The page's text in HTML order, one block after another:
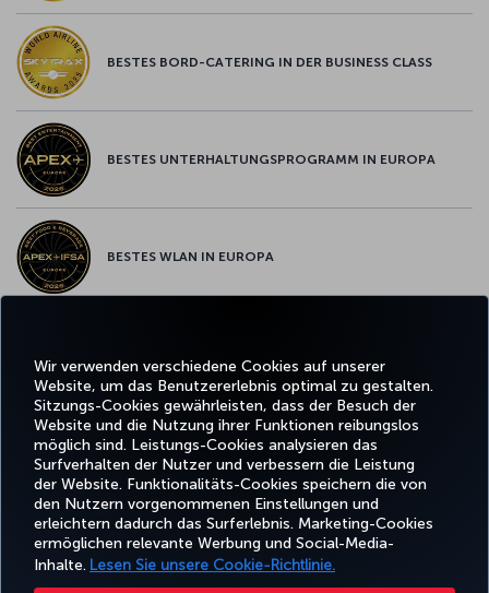
Wir verwenden verschiedene Cookies auf unserer
Website, um das Benutzererlebnis optimal zu gestalten.
Sitzungs-Cookies gewährleisten, dass der Besuch der
Website und die Nutzung ihrer Funktionen reibungslos
möglich sind. Leistungs-Cookies analysieren das
Surfverhalten der Nutzer und verbessern die Leistung
der Website. Funktionalitäts-Cookies speichern die von
den Nutzern vorgenommenen Einstellungen und
erleichtern dadurch das Surferlebnis. Marketing-Cookies
ermöglichen relevante Werbung und Social-Media-
Inhalte. Lesen Sie unsere Cookie-Richtlinie.
BESTES BORD-CATERING IN DER BUSINESS CLASS
BESTES UNTERHALTUNGSPROGRAMM IN EUROPA
BESTES WLAN IN EUROPA
Facebook
TwitterInstagram
YouTubeLinkedIn
TikTokBlog
BUCHEN
UND
VERWALTEN
ERLEBNIS
ANGEBOTE
UND
REISEZIELE
HILFE
TURKISH
AIRLINES
HOLIDAYS
Barrierefreiheit Impressum Datenschutz- und Cookie-Richtlinie Rechtliche Hinweise
Fluggastrechte Cookie-Einstellungen ändern
49 69 86 799 849